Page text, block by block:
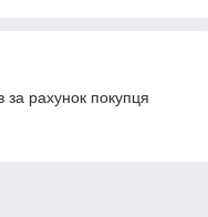
рахунок покупця